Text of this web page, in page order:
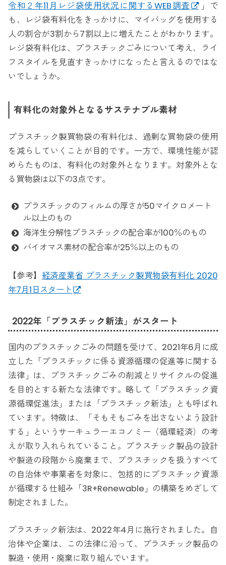
令和２年11月レジ袋使用状況に関するWEB調査
」で
も、レジ袋有料化をきっかけに、マイバッグを使用する
人の割合が3割から7割以上に増えたことがわかります。
レジ袋有料化は、プラスチックごみについて考え、ライ
フスタイルを見直すきっかけになったと言えるのではな
いでしょうか。
有料化の対象外となるサステナブル素材
プラスチック製買物袋の有料化は、過剰な買物袋の使用
を減らしていくことが目的です。一方で、環境性能が認
めらたものは、有料化の対象外となります。対象外とな
る買物袋は以下の3点です。
プラスチックのフィルムの厚さが50マイクロメート
ル以上のもの
海洋生分解性プラスチックの配合率が100％のもの
バイオマス素材の配合率が25％以上のもの
【参考】 経済産業省 プラスチック製買物袋有料化 2020
年7月1日スタート
2022年「プラスチック新法」がスタート
国内のプラスチックごみの問題を受けて、2021年6月に成
立した「プラスチックに係る資源循環の促進等に関する
法律」は、プラスチックごみの削減とリサイクルの促進
を目的とする新たな法律です。略して「プラスチック資
源循環促進法」または「プラスチック新法」とも呼ばれ
ています。特徴は、「そもそもごみを出さないよう設計
する」というサーキュラーエコノミー（循環経済）の考
えが取り入れられていること。プラスチック製品の設計
や製造の段階から廃棄まで、プラスチックを扱うすべて
の自治体や事業者を対象に、包括的にプラスチック資源
が循環する仕組み「3R+Renewable」の構築をめざして
制定されました。
プラスチック新法は、2022年4月に施行されました。自
治体や企業は、この法律に沿って、プラスチック製品の
製造・使用・廃棄に取り組んでいます。